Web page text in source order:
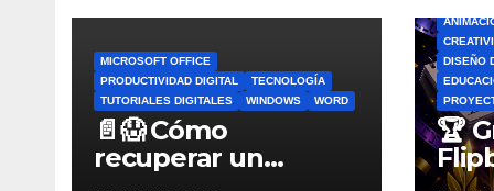
MICROSOFT OFFICE
PRODUCTIVIDAD DIGITAL
TECNOLOGÍA
TUTORIALES DIGITALES
WINDOWS WORD
📄😱 Cómo
recuperar un
DISEÑO
🏆